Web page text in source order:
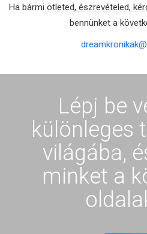
Ha bármi ötleted, észrevételed,
bennünket a
Lépj be
különleges
világába,
minket a